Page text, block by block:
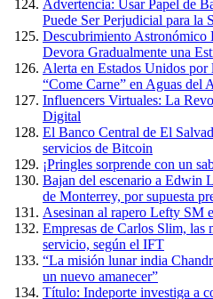
Advertencia: Usar Papel de
Puede Ser Perjudicial para la
Descubrimiento Astronómico
Devora Gradualmente una
Alerta en Estados Unidos por
“Come Carne” en Aguas
Influencers Virtuales: La
Digital
El Banco Central de El
servicios de Bitcoin
¡Pringles sorprende con un
Bajan del escenario a Edwin
de Monterrey, por supuesta
Asesinan al rapero Lefty SM
Empresas de Carlos Slim, las
servicio, según el IFT
“La misión lunar india
un nuevo amanecer”
Título: Indeporte investiga a